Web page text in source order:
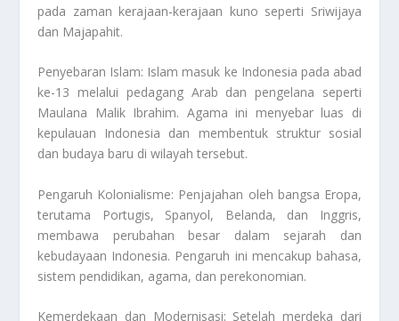
pada zaman kerajaan-kerajaan kuno seperti Sriwijaya
dan Majapahit.
Penyebaran Islam: Islam masuk ke Indonesia pada abad
ke-13 melalui pedagang Arab dan pengelana seperti
Maulana Malik Ibrahim. Agama ini menyebar luas di
kepulauan Indonesia dan membentuk struktur sosial
dan budaya baru di wilayah tersebut.
Pengaruh Kolonialisme: Penjajahan oleh bangsa Eropa,
terutama Portugis, Spanyol, Belanda, dan Inggris,
membawa perubahan besar dalam sejarah dan
kebudayaan Indonesia. Pengaruh ini mencakup bahasa,
sistem pendidikan, agama, dan perekonomian.
Kemerdekaan dan Modernisasi: Setelah merdeka dari